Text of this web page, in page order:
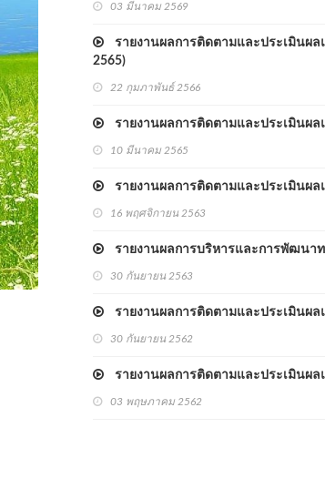
03 มีนาคม 2569
รายงานผลการติดตามและประเมินผล
2565)
22 กุมภาพันธ์ 2566
รายงานผลการติดตามและประเมินผล
10 มีนาคม 2565
รายงานผลการติดตามและประเมินผล
16 พฤศจิกายน 2563
รายงานผลการบริหารและการพัฒนา
30 กันยายน 2563
รายงานผลการติดตามและประเมินผล
30 กันยายน 2562
รายงานผลการติดตามและประเมินผล
03 พฤษภาคม 2562